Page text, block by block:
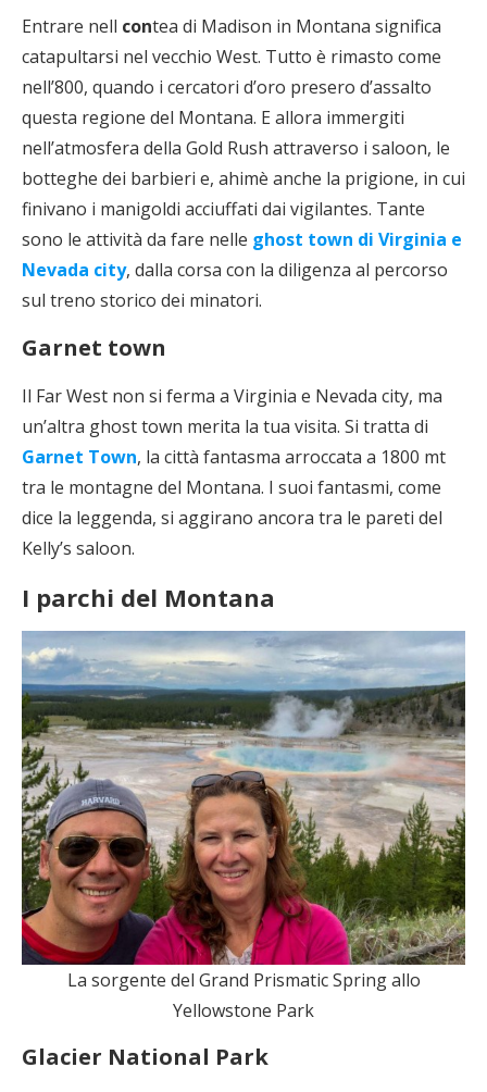
Entrare nell contea di Madison in Montana significa
catapultarsi nel vecchio West. Tutto è rimasto come
nell’800, quando i cercatori d’oro presero d’assalto
questa regione del Montana. E allora immergiti
nell’atmosfera della Gold Rush attraverso i saloon, le
botteghe dei barbieri e, ahimè anche la prigione, in cui
finivano i manigoldi acciuffati dai vigilantes. Tante
sono le attività da fare nelle ghost town di Virginia e
Nevada city, dalla corsa con la diligenza al percorso
sul treno storico dei minatori.
Garnet town
Il Far West non si ferma a Virginia e Nevada city, ma
un’altra ghost town merita la tua visita. Si tratta di
Garnet Town, la città fantasma arroccata a 1800 mt
tra le montagne del Montana. I suoi fantasmi, come
dice la leggenda, si aggirano ancora tra le pareti del
Kelly’s saloon.
I parchi del Montana
La sorgente del Grand Prismatic Spring allo
Yellowstone Park
Glacier National Park